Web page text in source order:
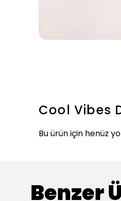
Cool Vibes
Bu ürün için henüz
Benzer